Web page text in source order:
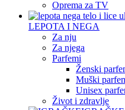
Oprema za TV
LEPOTA I NEGA
Za nju
Za njega
Parfemi
Ženski
Muški
Unisex
Život i zdravlje